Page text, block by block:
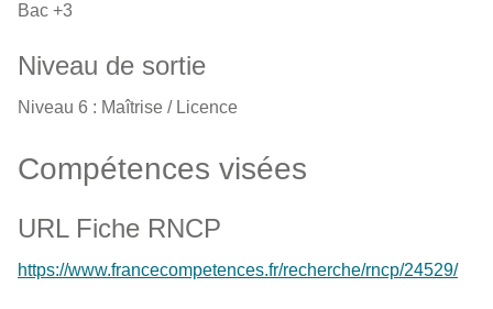
Bac +3
Niveau de sortie
Niveau 6 : Maîtrise / Licence
Compétences visées
URL Fiche RNCP
https://www.francecompetences.fr/recherche/rncp/24529/